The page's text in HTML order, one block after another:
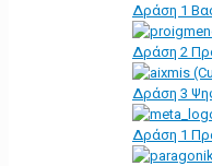
Δράση 1
Δράση 2
Δράση 3
Δράση 1